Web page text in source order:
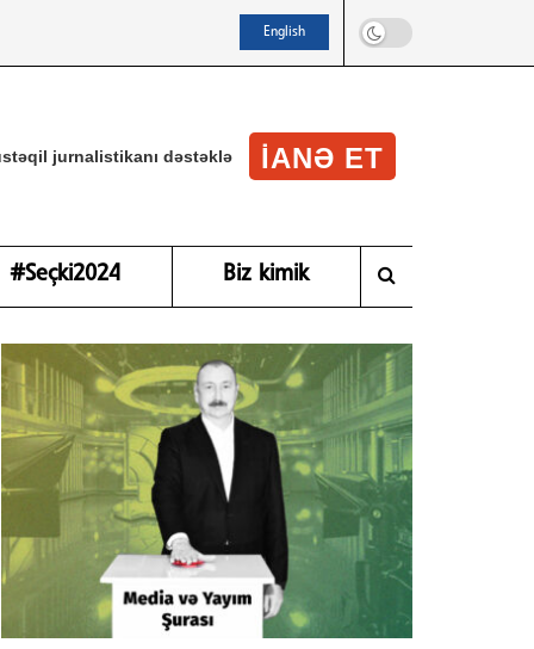
English
jurnalistikanı dəstəklə IANƏ ET
#Seçki2024 Biz kimik